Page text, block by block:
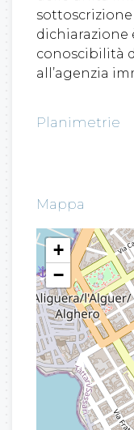
dichiarazione
conoscibilità
all’agenzia
Planimetrie
Mappa
+
−